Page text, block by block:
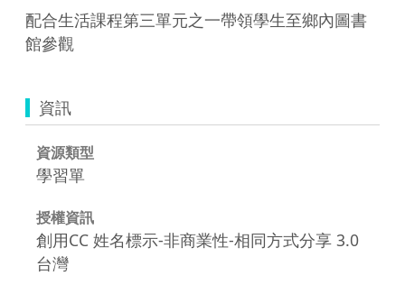
配合生活課程第三單元之一帶領學生至鄉內圖書
館參觀
資訊
資源類型
學習單
授權資訊
創用CC 姓名標示-非商業性-相同方式分享 3.0
台灣